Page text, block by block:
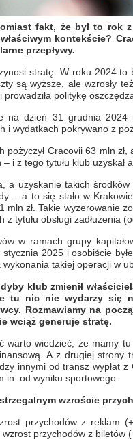
fakt, że był to rok
kontekście?
przepływy.
stratę. W roku 2024 to
są wyższe, ale wzrosły
prowadziła politykę
na dzień 31 grudnia 2024
i wydatkach pokrywano z
pożyczył Cracovii 63 mln
i z tego tytułu klub uzyskał
a uzyskanie takich
– a to się stało w
mln zł. Takie wyzerowanie
z tytułu obsługi zadłużenia
w ramach grupy
2025 i osobiście
takiej operacji w
klub zmienił
tu nic nie wydarzy się
Rozmawiamy na
wciąż generuje stratę.
warto wiedzieć, że mamy
A z drugiej strony
innymi od transz wypłat
od wyniku sportowego.
wzroście
przychodów z reklam
przychodów z biletów